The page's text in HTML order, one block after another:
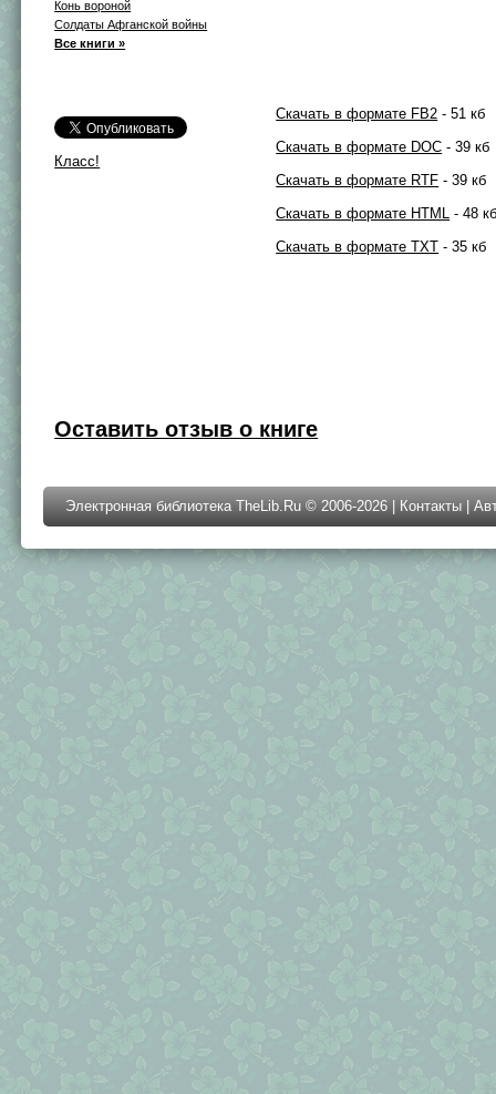
Конь вороной
Солдаты Афганской войны
Все книги »
Класс!
Скачать в формате FB2 - 51 кб
Скачать в формате DOC - 39 кб
Скачать в формате RTF - 39 кб
Скачать в формате HTML - 48
Скачать в формате TXT - 35 кб
Оставить отзыв о книге
Электронная библиотека TheLib.Ru © 2006-2026 | Контакты |